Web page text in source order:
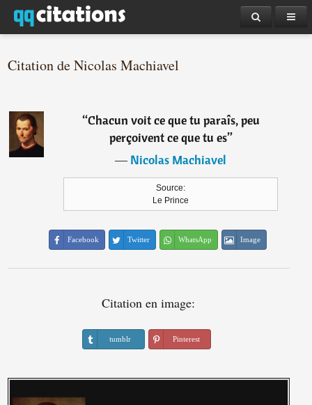
Citation de Nicolas Machiavel
“Chacun voit ce que tu paraîs, peu
perçoivent ce que tu es”
―Nicolas Machiavel
Source:
Le Prince
Facebook Twitter WhatsApp Image
Citation en image:
tumblr Pinterest